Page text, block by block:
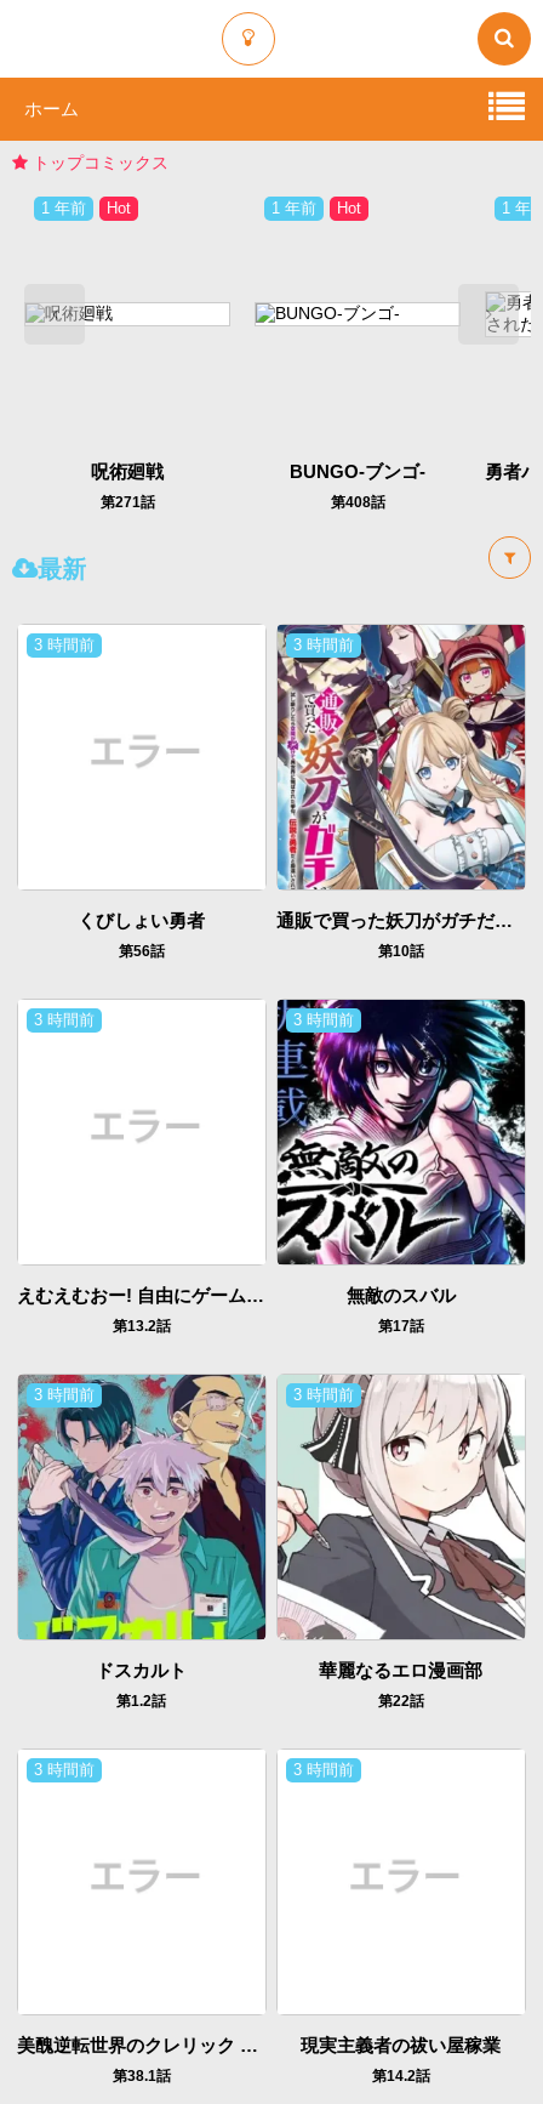
ホーム
トップコミックス
1 年前 Hot
呪術廻戦
第271話
1 年前 Hot
BUNGO-ブンゴ-
第408話
1 年
最新
3 時間前
くびしょい勇者
第56話
3 時間前
通販で買った妖刀がガチだった〜試し斬りしたら空間が裂けて異世界に飛ばされた挙句、伝説の勇者だと勘違いされて困っています〜
第10話
3 時間前
えむえむおー! 自由にゲームを攻略したら人間離れしてました
第13.2話
3 時間前
無敵のスバル
第17話
3 時間前
ドスカルト
第1.2話
3 時間前
華麗なるエロ漫画部
第22話
3 時間前
美醜逆転世界のクレリック ～美醜 貞操観念が逆転した異世界で僧侶になりました。淫欲の呪いを解くためにハーレムパーティで『儀式』します～
第38.1話
3 時間前
現実主義者の祓い屋稼業
第14.2話